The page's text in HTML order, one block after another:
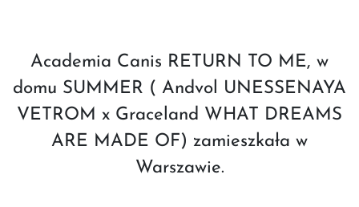
Academia Canis RETURN TO ME, w
domu SUMMER ( Andvol UNESSENAYA
VETROM x Graceland WHAT DREAMS
ARE MADE OF) zamieszkała w
Warszawie.